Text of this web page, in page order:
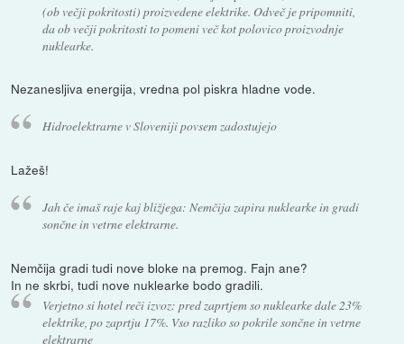
(ob večji pokritosti) proizvedene elektrike. Odveč je pripomniti,
da ob večji pokritosti to pomeni več kot polovico proizvodnje
nuklearke.
Nezanesljiva energija, vredna pol piskra hladne vode.
Hidroelektrarne v Sloveniji povsem zadostujejo
Lažeš!
Jah če imaš raje kaj bližjega: Nemčija zapira nuklearke in gradi
sončne in vetrne elektrarne.
Nemčija gradi tudi nove bloke na premog. Fajn ane?
In ne skrbi, tudi nove nuklearke bodo gradili.
Verjetno si hotel reči izvoz: pred zaprtjem so nuklearke dale 23%
elektrike, po zaprtju 17%. Vso razliko so pokrile sončne in vetrne
elektrarne